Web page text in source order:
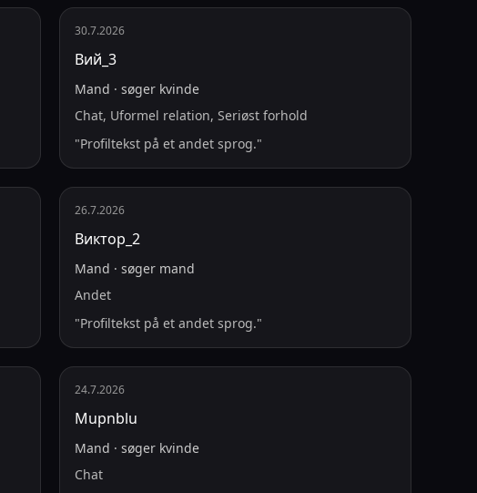
30.7.2026
Вий_3
Mand ·søger kvinde
Chat, Uformel relation, Seriøst forhold
"Profiltekst på et andet sprog."
26.7.2026
Виктор_2
Mand ·søger mand
Andet
"Profiltekst på et andet sprog."
24.7.2026
Mupnblu
Mand ·søger kvinde
Chat